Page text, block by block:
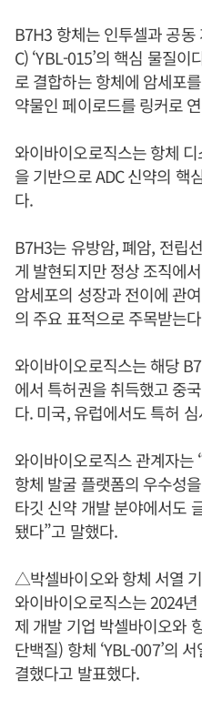
B7H3 항체는 인투셀과 공
C) ‘YBL-015’의 핵심 물질
로 결합하는 항체에 암세포
약물인 페이로드를 링커로
와이바이오로직스는 항체
을 기반으로 ADC 신약의 핵
다.
B7H3는 유방암, 폐암, 전립
게 발현되지만 정상 조직에
암세포의 성장과 전이에 관
의 주요 표적으로 주목받는
와이바이오로직스는 해당
에서 특허권을 취득했고 중
다. 미국, 유럽에서도 특허
와이바이오로직스 관계자는
항체 발굴 플랫폼의 우수성
타깃 신약 개발 분야에서도
됐다”고 말했다.
△박셀바이오와 항체 서열
와이바이오로직스는 2024
제 개발 기업 박셀바이오와
단백질) 항체 ‘YBL-007’의
결했다고 발표했다.